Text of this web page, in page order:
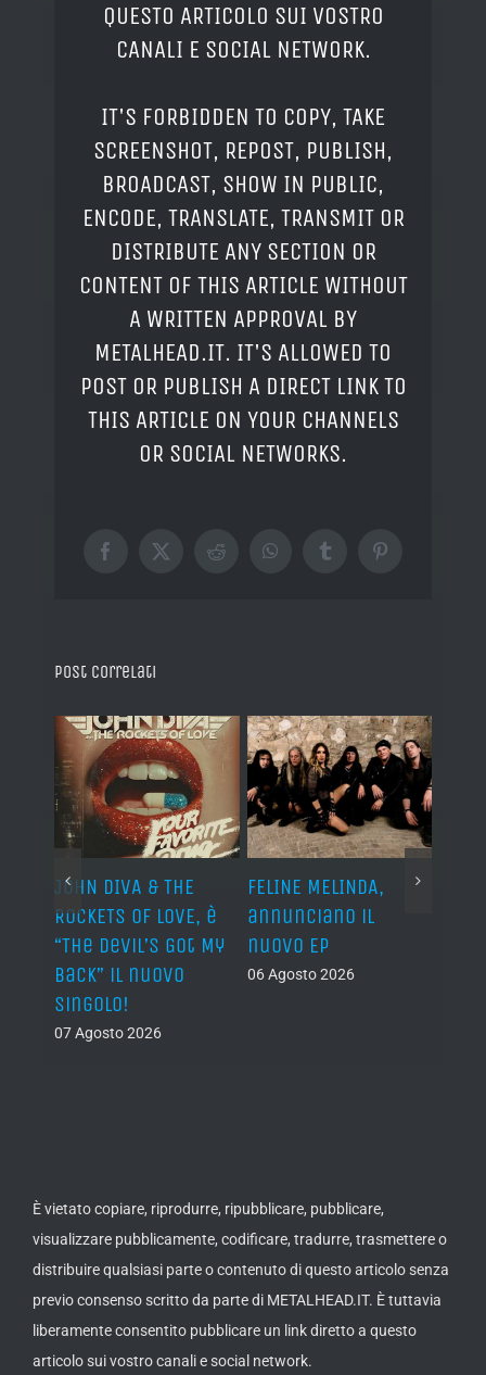
QUESTO ARTICOLO SUI VOSTRO
CANALI E SOCIAL NETWORK.
IT'S FORBIDDEN TO COPY, TAKE
SCREENSHOT, REPOST, PUBLISH,
BROADCAST, SHOW IN PUBLIC,
ENCODE, TRANSLATE, TRANSMIT OR
DISTRIBUTE ANY SECTION OR
CONTENT OF THIS ARTICLE WITHOUT
A WRITTEN APPROVAL BY
METALHEAD.IT. IT'S ALLOWED TO
POST OR PUBLISH A DIRECT LINK TO
THIS ARTICLE ON YOUR CHANNELS
OR SOCIAL NETWORKS.
Facebook
X RedditWhatsAppTumblrPinterest
Post correlati
JOHN DIVA & THE
ROCKETS OF LOVE, è
“The Devil’s Got My
Back” il nuovo
singolo!
07 Agosto 2026
FELINE MELINDA,
annunciano il
nuovo EP
06 Agosto 2026
È vietato copiare, riprodurre, ripubblicare, pubblicare,
visualizzare pubblicamente, codificare, tradurre, trasmettere o
distribuire qualsiasi parte o contenuto di questo articolo senza
previo consenso scritto da parte di METALHEAD.IT. È tuttavia
liberamente consentito pubblicare un link diretto a questo
articolo sui vostro canali e social network.